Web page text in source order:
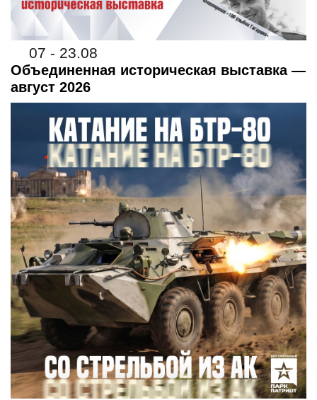
07 - 23.08
Объединенная историческая выставка —
август 2026